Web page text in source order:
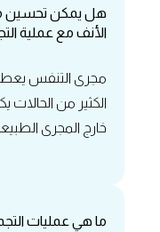
‏هل يمكن تحسين
الأنف مع عملية
مجرى التنفس يعطى
الكثير من الحالات
خارج المجرى
‏ما هي عمليات